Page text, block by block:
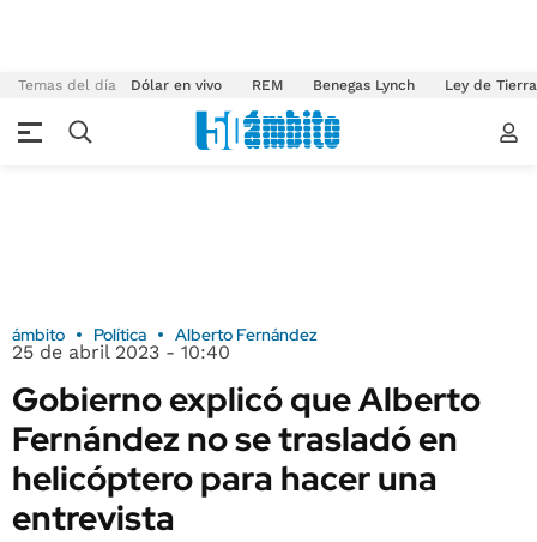
Temas del día Dólar en vivo REM Benegas Lynch Ley de
ámbito Política Alberto Fernández
25 de abril 2023 - 10:40
Gobierno explicó que Alberto
Fernández no se trasladó en
helicóptero para hacer una
entrevista